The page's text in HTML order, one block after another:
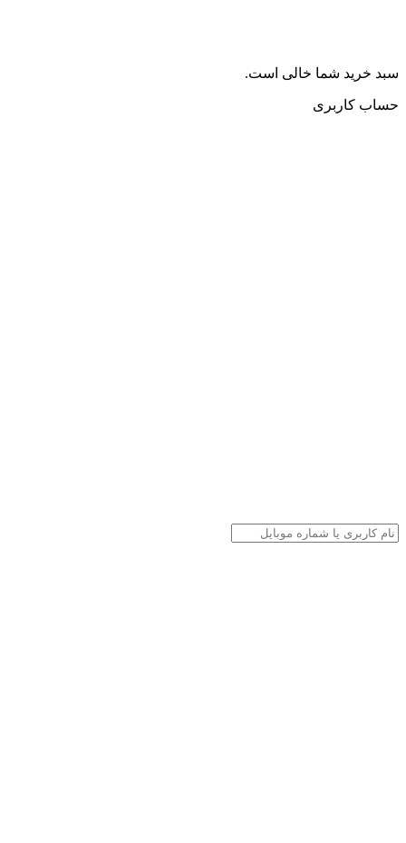
سبد خرید شما خالی است.
حساب کاربری